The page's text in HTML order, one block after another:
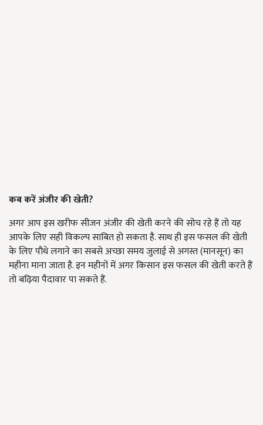
कब करें अंजीर की खेती?
अगर आप इस खरीफ सीजन अंजीर की खेती करने की सोच रहे हैं तो यह
आपके लिए सही विकल्प साबित हो सकता है. साथ ही इस फसल की खेती
के लिए पौधे लगाने का सबसे अच्छा समय जुलाई से अगस्त (मानसून) का
महीना माना जाता है. इन महीनों में अगर किसान इस फसल की खेती करते हैं
तो बढ़िया पैदावार पा सकते हैं.